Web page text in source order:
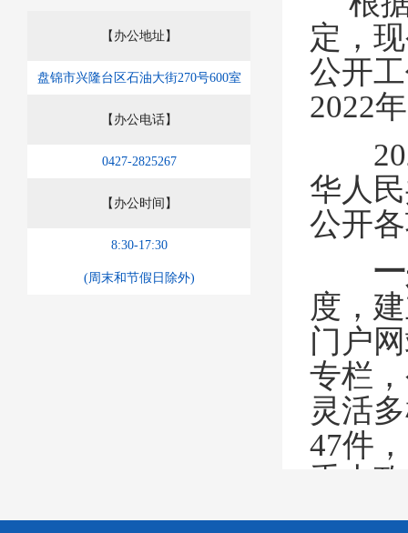
【办公地址】
盘锦市兴隆台区石油大街270号600室
【办公电话】
0427-2825267
【办公时间】
8:30-17:30
(周末和节假日除外)
定，
公开
2022年
华人
公开
度 ，
门户
专栏，
灵活
47件
重大
政府